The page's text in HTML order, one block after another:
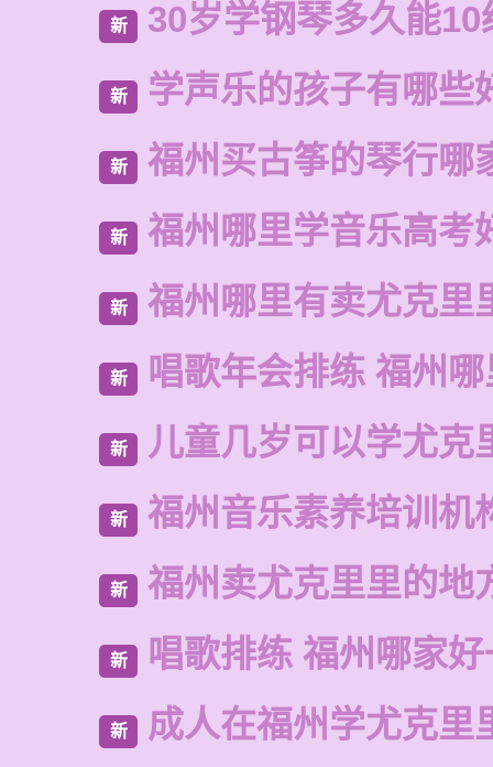
新 30岁学钢琴多久能10
新 学声乐的孩子有哪些
新 福州买古筝的琴行哪
新 福州哪里学音乐高考
新 福州哪里有卖尤克里
新 唱歌年会排练 福州
新 儿童几岁可以学尤克
新 福州音乐素养培训机
新 福州卖尤克里里的地
新 唱歌排练 福州哪家
新 成人在福州学尤克里